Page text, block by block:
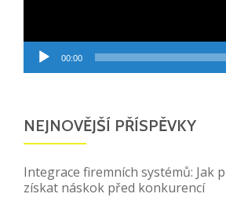
00:00
NEJNOVĚJŠÍ PŘÍSPĚVKY
Integrace firemních systémů: Jak
získat náskok před konkurencí